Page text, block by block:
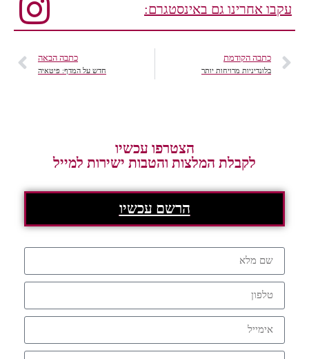
עקבו אחרינו גם באינסטגרם:
כתבה הקודמת
בלונדיניות מרויחות יותר
כתבה הבאה
חדש על המדף: פיטאיה
הצטרפו עכשיו
לקבלת המלצות והטבות ישירות למייל
הרשם עכשיו